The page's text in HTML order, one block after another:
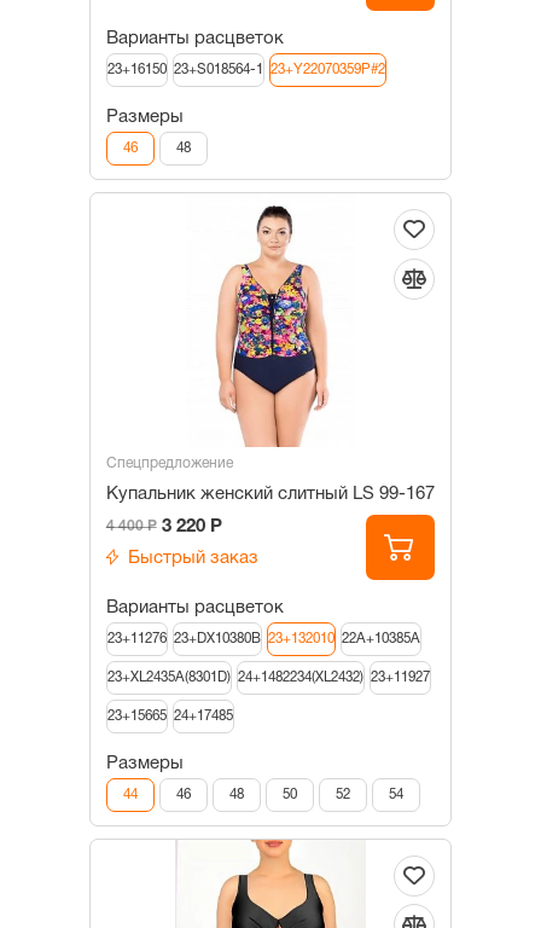
Варианты расцветок
23+16150 23+S018564-1 23+Y22070359P#2
Размеры
46 48
Спецпредложение
Купальник женский слитный LS 99-167
4 400 Р 3 220 Р
Быстрый заказ
Варианты расцветок
23+11276 23+DX10380B 23+132010 22А+10385А
23+XL2435A(8301D) 24+1482234(XL2432) 23+11927
23+15665 24+17485
Размеры
44 46 48 50 52 54